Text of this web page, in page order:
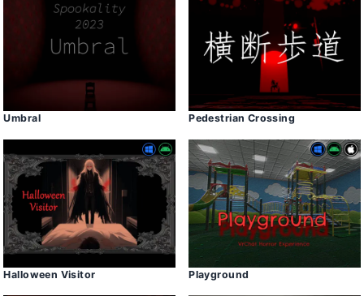
Umbral Pedestrian Crossing
Halloween Visitor Playground